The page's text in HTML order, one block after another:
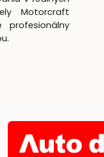
Motorcraft